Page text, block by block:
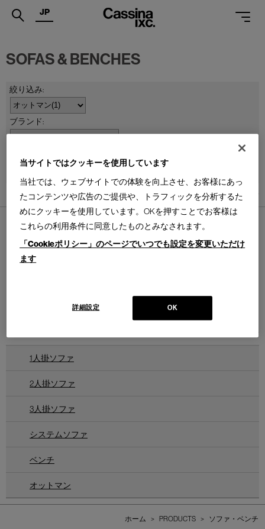
.
SERVICES
PROJECTS
SUPPORT
SHOPS
CATALOGUES
PROFESSIONAL
JP
SOFAS & BENCHES
1件あります
オットマン／システムソファ
件あります
1人掛ソファ
2人掛ソファ
3人掛ソファ
システムソファ
ベンチ
オットマン
ホーム > PRODUCTS > ソファ・ベンチ
当サイトではクッキーを使用しています
当社では、ウェブサイトでの体験を向上させ、お客様にあっ
たコンテンツや広告のご提供や、トラフィックを分析するた
めにクッキーを使用しています。OKを押すことでお客様は
これらの利用条件に同意したものとみなされます。
「Cookieポリシー」のページでいつでも設定を変更いただけ
ます
OK
詳細設定